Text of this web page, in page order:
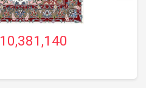
ریتا کد ۲ ساروق ،اراک
10,381,140